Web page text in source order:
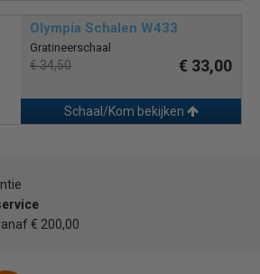
Olympia Schalen W433
Gratineerschaal
€ 34,50 € 33,00
Schaal/Kom bekijken
€ 200,00